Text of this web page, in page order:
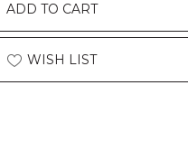
ADD TO CART
WISH LIST